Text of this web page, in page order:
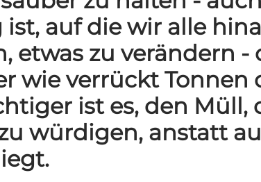
auf die wir alle
etwas zu verändern -
wie verrückt Tonnen
ist es, den Müll,
würdigen, anstatt